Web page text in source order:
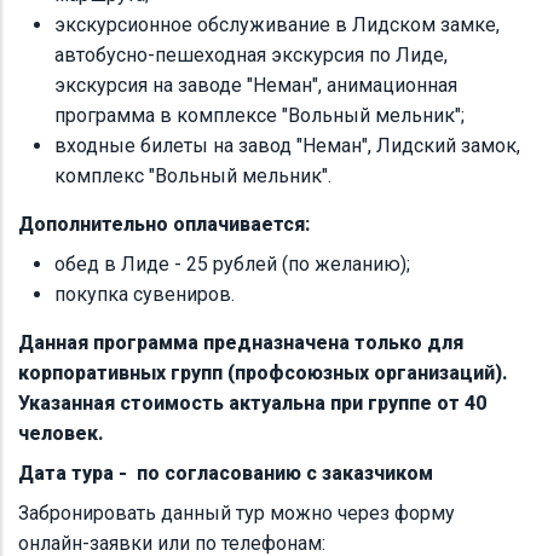
экскурсионное обслуживание в Лидском замке,
автобусно-пешеходная экскурсия по Лиде,
экскурсия на заводе "Неман", анимационная
программа в комплексе "Вольный мельник";
входные билеты на завод "Неман", Лидский замок,
комплекс "Вольный мельник".
Дополнительно оплачивается:
обед в Лиде - 25 рублей (по желанию);
покупка сувениров.
Данная программа предназначена только для
корпоративных групп (профсоюзных организаций).
Указанная стоимость актуальна при группе от 40
человек.
Дата тура - по согласованию с заказчиком
Забронировать данный тур можно через форму
онлайн-заявки или по телефонам: